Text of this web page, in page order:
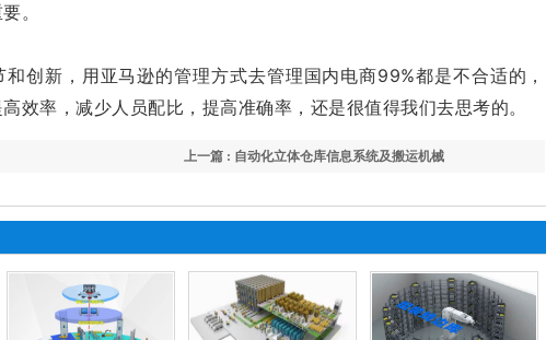
。
创新，用亚马逊的管理方式去管理国内电商99%都是不合适的，
效率，减少人员配比，提高准确率，还是很值得我们去思考的。
上一篇 : 自动化立体仓库信息系统及搬运机械